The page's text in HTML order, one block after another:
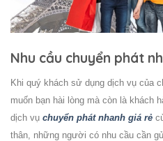
Nhu cầu chuyển phát
Khi quý khách sử dụng dịch vụ của
muốn bạn hài lòng mà còn là khách
dịch vụ chuyển phát nhanh giá rẻ
thân, những người có nhu cầu cần